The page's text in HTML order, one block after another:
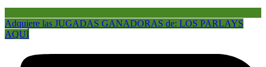
Adquiere las JUGADAS GANADORAS de: LOS PARLAYS
AQUÍ